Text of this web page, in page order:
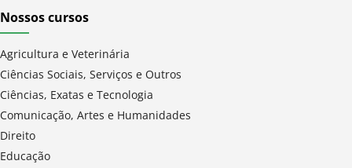
Nossos cursos
Agricultura e Veterinária
Ciências Sociais, Serviços e Outros
Ciências, Exatas e Tecnologia
Comunicação, Artes e Humanidades
Direito
Educação